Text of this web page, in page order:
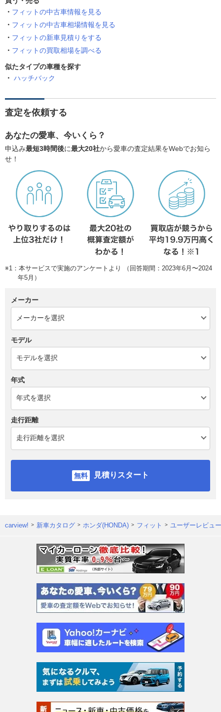
フィットの中古車情報を見る
フィットの中古車相場情報を見る
フィットの新車見積りをする
フィットの買取相場を調べる
似たタイプの車種を探す
ハッチバック
査定を依頼する
あなたの愛車、今いくら？
申込み最短3時間後に最大20社から愛車の査定結果をWebでお知ら
せ！
※1：本サービスで実施のアンケートより （回答期間：2023年6月〜2024
年5月）
メーカー
モデル
年式
走行距離
見積りスタート
carview! 新車カタログ ホンダ(HONDA) フィット ユーザーレビュ